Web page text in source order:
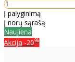
Į palyginimą
Į norų sąrašą
Naujiena
Akcija -20%